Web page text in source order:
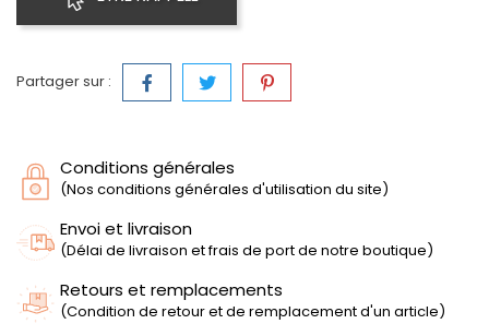
Partager sur :
Conditions générales
(Nos conditions générales d'utilisation du site)
Envoi et livraison
(Délai de livraison et frais de port de notre boutique)
Retours et remplacements
(Condition de retour et de remplacement d'un article)